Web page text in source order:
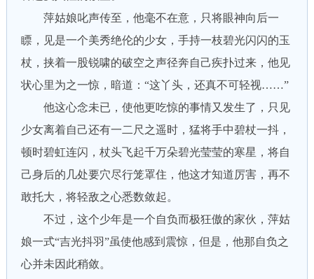
萍姑娘叱声传至，他毫不在意，只将眼神向后一
瞟，见是一个美秀绝伦的少女，手持一枝碧光闪闪的玉
杖，挟着一股锐啸的破空之声径奔自己疾扑过来，他见
状心里为之一惊，暗道：“这丫头，还真不可轻视……”
他这心念未已，使他更吃惊的事情又发生了，只见
少女离着自己还有一二尺之遥时，猛将手中碧杖一抖，
顿时碧虹连闪，杖头飞起千万朵碧光莹莹的寒星，将自
己身后的几处要穴尽行笼罩住，他这才知道厉害，再不
敢托大，将轻敌之心悉数敛起。
不过，这个少年是一个自负而极狂傲的家伙，萍姑
娘一式“吉光抖羽”虽使他感到震惊，但是，他那自负之
心并未因此稍敛。